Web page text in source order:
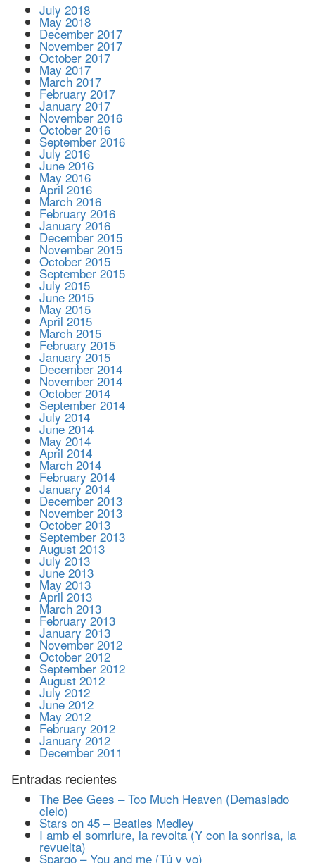
July 2018
May 2018
December 2017
November 2017
October 2017
May 2017
March 2017
February 2017
January 2017
November 2016
October 2016
September 2016
July 2016
June 2016
May 2016
April 2016
March 2016
February 2016
January 2016
December 2015
November 2015
October 2015
September 2015
July 2015
June 2015
May 2015
April 2015
March 2015
February 2015
January 2015
December 2014
November 2014
October 2014
September 2014
July 2014
June 2014
May 2014
April 2014
March 2014
February 2014
January 2014
December 2013
November 2013
October 2013
September 2013
August 2013
July 2013
June 2013
May 2013
April 2013
March 2013
February 2013
January 2013
November 2012
October 2012
September 2012
August 2012
July 2012
June 2012
May 2012
February 2012
January 2012
December 2011
Entradas recientes
The Bee Gees – Too Much Heaven (Demasiado
cielo)
Stars on 45 – Beatles Medley
I amb el somriure, la revolta (Y con la sonrisa, la
revuelta)
Spargo – You and me (Tú y yo)